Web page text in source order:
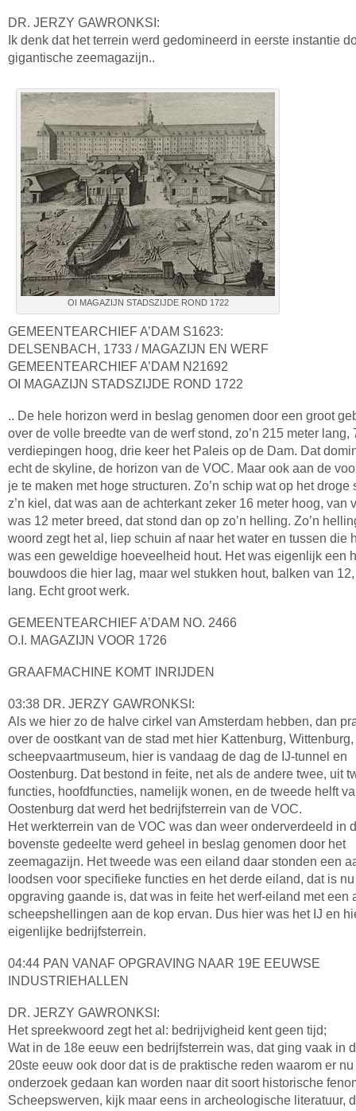
DR. JERZY GAWRONKSI:
Ik denk dat het terrein werd gedomineerd in eerste instantie
gigantische zeemagazijn..
OI MAGAZIJN STADSZIJDE ROND 1722
GEMEENTEARCHIEF A’DAM S1623:
DELSENBACH, 1733 / MAGAZIJN EN WERF
GEMEENTEARCHIEF A’DAM N21692
OI MAGAZIJN STADSZIJDE ROND 1722
.. De hele horizon werd in beslag genomen door een groot
over de volle breedte van de werf stond, zo’n 215 meter lang,
verdiepingen hoog, drie keer het Paleis op de Dam. Dat
echt de skyline, de horizon van de VOC. Maar ook aan de
je te maken met hoge structuren. Zo’n schip wat op het droge
z’n kiel, dat was aan de achterkant zeker 16 meter hoog, van
was 12 meter breed, dat stond dan op zo’n helling. Zo’n
woord zegt het al, liep schuin af naar het water en tussen die
was een geweldige hoeveelheid hout. Het was eigenlijk een
bouwdoos die hier lag, maar wel stukken hout, balken van
lang. Echt groot werk.
GEMEENTEARCHIEF A’DAM NO. 2466
O.I. MAGAZIJN VOOR 1726
GRAAFMACHINE KOMT INRIJDEN
03:38 DR. JERZY GAWRONKSI:
Als we hier zo de halve cirkel van Amsterdam hebben, dan
over de oostkant van de stad met hier Kattenburg,
scheepvaartmuseum, hier is vandaag de dag de IJ-tunnel en
Oostenburg. Dat bestond in feite, net als de andere twee, uit
functies, hoofdfuncties, namelijk wonen, en de tweede helft
Oostenburg dat werd het bedrijfsterrein van de VOC.
Het werkterrein van de VOC was dan weer onderverdeeld in
bovenste gedeelte werd geheel in beslag genomen door het
zeemagazijn. Het tweede was een eiland daar stonden een
loodsen voor specifieke functies en het derde eiland, dat is
opgraving gaande is, dat was in feite het werf-eiland met een
scheepshellingen aan de kop ervan. Dus hier was het IJ en
eigenlijke bedrijfsterrein.
04:44 PAN VANAF OPGRAVING NAAR 19E EEUWSE
INDUSTRIEHALLEN
DR. JERZY GAWRONKSI:
Het spreekwoord zegt het al: bedrijvigheid kent geen tijd;
Wat in de 18e eeuw een bedrijfsterrein was, dat ging vaak in
20ste eeuw ook door dat is de praktische reden waarom er
onderzoek gedaan kan worden naar dit soort historische
Scheepswerven, kijk maar eens in archeologische literatuur,